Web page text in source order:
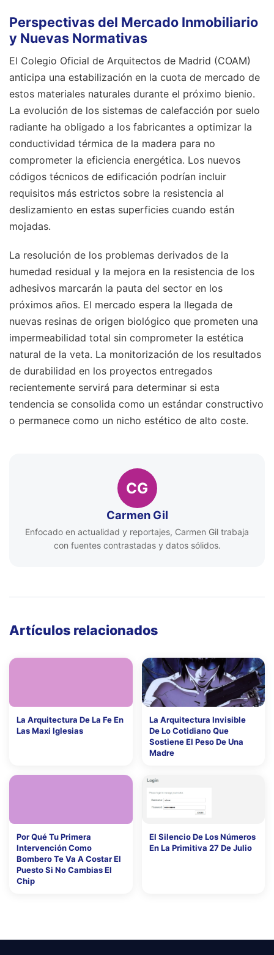
Perspectivas del Mercado Inmobiliario
y Nuevas Normativas
El Colegio Oficial de Arquitectos de Madrid (COAM)
anticipa una estabilización en la cuota de mercado de
estos materiales naturales durante el próximo bienio.
La evolución de los sistemas de calefacción por suelo
radiante ha obligado a los fabricantes a optimizar la
conductividad térmica de la madera para no
comprometer la eficiencia energética. Los nuevos
códigos técnicos de edificación podrían incluir
requisitos más estrictos sobre la resistencia al
deslizamiento en estas superficies cuando están
mojadas.
La resolución de los problemas derivados de la
humedad residual y la mejora en la resistencia de los
adhesivos marcarán la pauta del sector en los
próximos años. El mercado espera la llegada de
nuevas resinas de origen biológico que prometen una
impermeabilidad total sin comprometer la estética
natural de la veta. La monitorización de los resultados
de durabilidad en los proyectos entregados
recientemente servirá para determinar si esta
tendencia se consolida como un estándar constructivo
o permanece como un nicho estético de alto coste.
CG
Carmen Gil
Enfocado en actualidad y reportajes, Carmen Gil trabaja
con fuentes contrastadas y datos sólidos.
Artículos relacionados
La Arquitectura De La Fe En
Las Maxi Iglesias
La Arquitectura Invisible
De Lo Cotidiano Que
Sostiene El Peso De Una
Madre
Por Qué Tu Primera
Intervención Como
Bombero Te Va A Costar El
Puesto Si No Cambias El
Chip
El Silencio De Los Números
En La Primitiva 27 De Julio